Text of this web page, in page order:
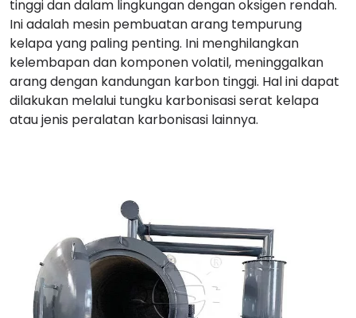
tinggi dan dalam lingkungan dengan oksigen rendah.
Ini adalah mesin pembuatan arang tempurung
kelapa yang paling penting. Ini menghilangkan
kelembapan dan komponen volatil, meninggalkan
arang dengan kandungan karbon tinggi. Hal ini dapat
dilakukan melalui tungku karbonisasi serat kelapa
atau jenis peralatan karbonisasi lainnya.